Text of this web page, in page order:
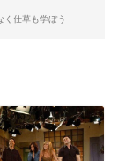
く仕草も学ぼう